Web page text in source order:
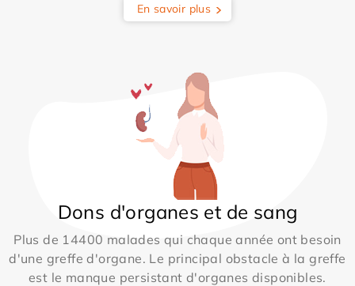
En savoir plus
Dons d'organes et de sang
Plus de 14400 malades qui chaque année ont besoin
d'une greffe d'organe. Le principal obstacle à la greffe
est le manque persistant d'organes disponibles.